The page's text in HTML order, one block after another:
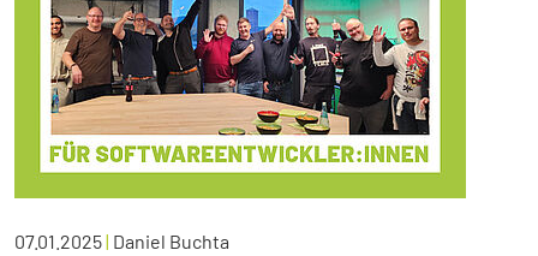
07.01.2025| Daniel Buchta